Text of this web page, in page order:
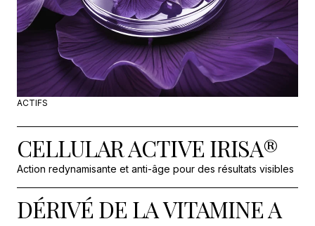
ACTIFS
CELLULAR ACTIVE IRISA®
Action redynamisante et anti-âge pour des résultats visibles
DÉRIVÉ DE LA VITAMINE A